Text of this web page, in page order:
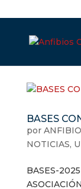
BASES
por
NOTICIAS,
BASES-